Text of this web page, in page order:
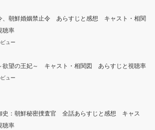
、朝鮮婚姻禁止令 あらすじと感想 キャスト・相関
聴率
ュー
欲望の王妃～ キャスト・相関図 あらすじと視聴率
ュー
史：朝鮮秘密捜査官 全話あらすじと感想 キャス
聴率